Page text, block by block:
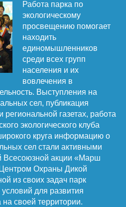
Работа парка по
экологическому
просвещению помогает
находить
единомышленников
среди всех групп
населения и их
вовлечения в
Выступления на
сел, публикация
газетах, работа
экологического клуба
круга информацию о
сел стали активными
Всесоюзной акции «Марш
Охраны Дикой
из своих задач парк
для развития
на своей территории.